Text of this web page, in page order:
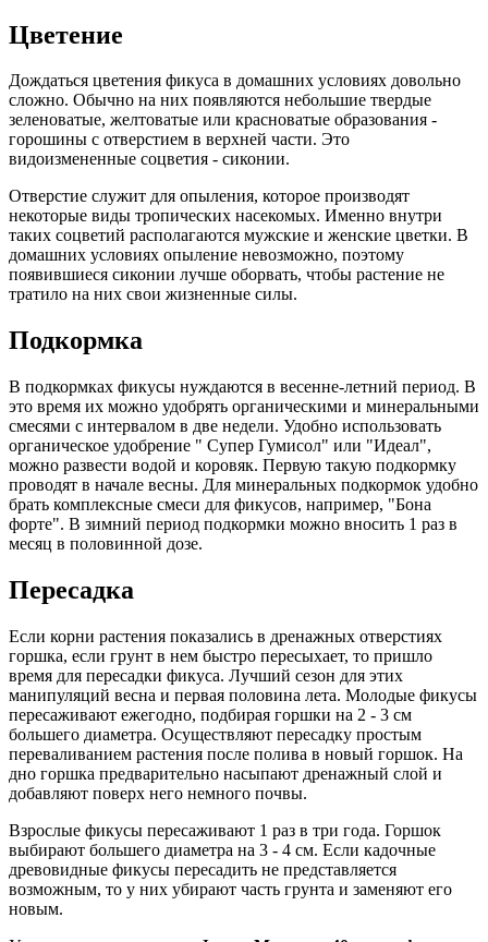
Цветение
Дождаться цветения фикуса в домашних условиях довольно
сложно. Обычно на них появляются небольшие твердые
зеленоватые, желтоватые или красноватые образования -
горошины с отверстием в верхней части. Это
видоизмененные соцветия - сиконии.
Отверстие служит для опыления, которое производят
некоторые виды тропических насекомых. Именно внутри
таких соцветий располагаются мужские и женские цветки. В
домашних условиях опыление невозможно, поэтому
появившиеся сиконии лучше оборвать, чтобы растение не
тратило на них свои жизненные силы.
Подкормка
В подкормках фикусы нуждаются в весенне-летний период. В
это время их можно удобрять органическими и минеральными
смесями с интервалом в две недели. Удобно использовать
органическое удобрение " Супер Гумисол" или "Идеал",
можно развести водой и коровяк. Первую такую подкормку
проводят в начале весны. Для минеральных подкормок удобно
брать комплексные смеси для фикусов, например, "Бона
форте". В зимний период подкормки можно вносить 1 раз в
месяц в половинной дозе.
Пересадка
Если корни растения показались в дренажных отверстиях
горшка, если грунт в нем быстро пересыхает, то пришло
время для пересадки фикуса. Лучший сезон для этих
манипуляций весна и первая половина лета. Молодые фикусы
пересаживают ежегодно, подбирая горшки на 2 - 3 см
большего диаметра. Осуществляют пересадку простым
переваливанием растения после полива в новый горшок. На
дно горшка предварительно насыпают дренажный слой и
добавляют поверх него немного почвы.
Взрослые фикусы пересаживают 1 раз в три года. Горшок
выбирают большего диаметра на 3 - 4 см. Если кадочные
древовидные фикусы пересадить не представляется
возможным, то у них убирают часть грунта и заменяют его
новым.